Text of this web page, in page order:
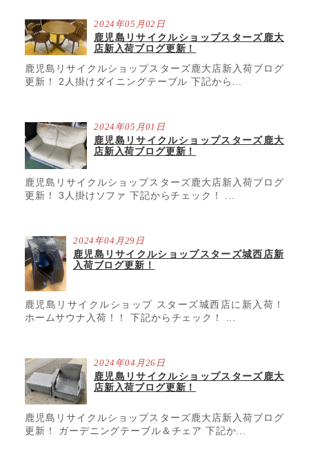
2024年05月02日
鹿児島リサイクルショップスターズ鹿大
店新入荷ブログ更新！
鹿児島リサイクルショップスターズ鹿大店新入荷ブログ
更新！ 2人掛けダイニングテーブル 下記から...
2024年05月01日
鹿児島リサイクルショップスターズ鹿大
店新入荷ブログ更新！
鹿児島リサイクルショップスターズ鹿大店新入荷ブログ
更新！ 3人掛けソファ 下記からチェック！ ...
2024年04月29日
鹿児島リサイクルショップスターズ城西店新
入荷ブログ更新！
鹿児島リサイクルショップ スターズ城西店に新入荷！
ホームサウナ入荷！！ 下記からチェック！ ...
2024年04月26日
鹿児島リサイクルショップスターズ鹿大
店新入荷ブログ更新！
鹿児島リサイクルショップスターズ鹿大店新入荷ブログ
更新！ ガーデニングテーブル＆チェア 下記か...